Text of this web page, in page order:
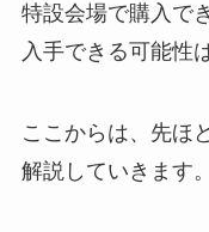
特設会場で購入で
入手できる可能性
ここからは、先ほ
解説していきます。